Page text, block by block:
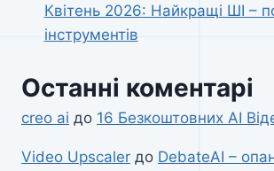
Квітень 2026: Найкращі ШІ –
інструментів
Останні коментарі
creo ai до 16 Безкоштовних AI
Video Upscaler до DebateAI –